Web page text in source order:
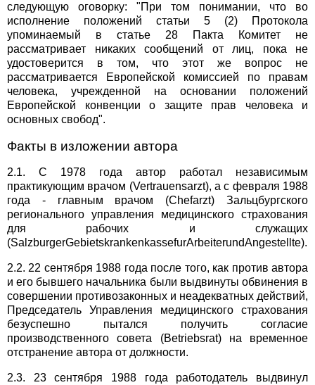
следующую оговорку: "При том понимании, что во
исполнение положений статьи 5 (2) Протокола
упоминаемый в статье 28 Пакта Комитет не
рассматривает никаких сообщений от лиц, пока не
удостоверится в том, что этот же вопрос не
рассматривается Европейской комиссией по правам
человека, учрежденной на основании положений
Европейской конвенции о защите прав человека и
основных свобод".
Факты в изложении автора
2.1. С 1978 года автор работал независимым
практикующим врачом (Vertrauensarzt), а с февраля 1988
года - главным врачом (Chefarzt) Зальцбургского
регионального управления медицинского страхования
для рабочих и служащих
(SalzburgerGebietskrankenkassefurArbeiterundAngestellte).
2.2. 22 сентября 1988 года после того, как против автора
и его бывшего начальника были выдвинуты обвинения в
совершении противозаконных и неадекватных действий,
Председатель Управления медицинского страхования
безуспешно пытался получить согласие
производственного совета (Betriebsrat) на временное
отстранение автора от должности.
2.3. 23 сентября 1988 года работодатель выдвинул